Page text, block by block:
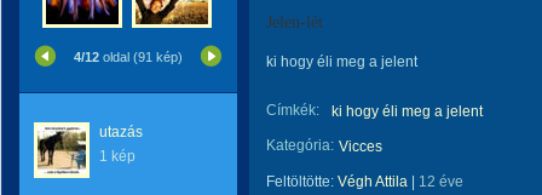
4/12 oldal (91 kép)
utazás
1 kép
Jelen-lét
ki hogy éli meg a jelent
Címkék:
ki hogy éli meg a jelent
Kategória: Vicces
Feltöltötte: Végh Attila 12 éve